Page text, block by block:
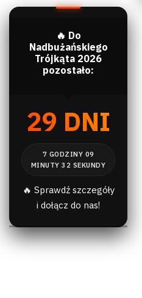
🔥 Do
Nadbużańskiego
Trójkąta 2026
pozostało:
29 DNI
🔥 Sprawdź szczegóły
i dołącz do nas!